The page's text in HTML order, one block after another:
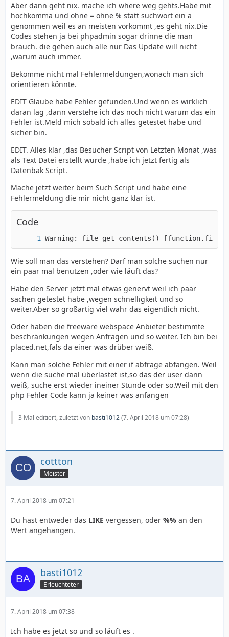
Aber dann geht nix. mache ich where weg gehts.Habe mit
hochkomma und ohne = ohne % statt suchwort ein a
genommen weil es an meisten vorkommt ,es geht nix.Die
Codes stehen ja bei phpadmin sogar drinne die man
brauch. die gehen auch alle nur Das Update will nicht
,warum auch immer.
Bekomme nicht mal Fehlermeldungen,wonach man sich
orientieren könnte.
EDIT Glaube habe Fehler gefunden.Und wenn es wirklich
daran lag ,dann verstehe ich das noch nicht warum das ein
Fehler ist.Meld mich sobald ich alles getestet habe und
sicher bin.
EDIT. Alles klar ,das Besucher Script von Letzten Monat ,was
als Text Datei erstellt wurde ,habe ich jetzt fertig als
Datenbak Script.
Mache jetzt weiter beim Such Script und habe eine
Fehlermeldung die mir nicht ganz klar ist.
Code
Warning: file_get_contents() [function.file-
Wie soll man das verstehen? Darf man solche suchen nur
ein paar mal benutzen ,oder wie läuft das?
Habe den Server jetzt mal etwas genervt weil ich paar
sachen getestet habe ,wegen schnelligkeit und so
weiter.Aber so großartig viel wahr das eigentlich nicht.
Oder haben die freeware webspace Anbieter bestimmte
beschränkungen wegen Anfragen und so weiter. Ich bin bei
placed.net,fals da einer was drüber weiß.
Kann man solche Fehler mit einer if abfrage abfangen. Weil
wenn die suche mal überlastet ist,so das der user dann
weiß, suche erst wieder ineiner Stunde oder so.Weil mit den
php Fehler Code kann ja keiner was anfangen
3 Mal editiert, zuletzt von basti1012(7. April 2018 um 07:28)
cottton
Meister
7. April 2018 um 07:21
Du hast entweder das LIKE vergessen, oder %% an den
Wert angehangen.
basti1012
Erleuchteter
7. April 2018 um 07:38
Ich habe es jetzt so und so läuft es .